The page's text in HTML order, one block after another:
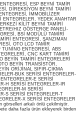
ESP BEYNİ TAMİR
DİREKSİYON BEYNİ TAMİRİ
İMMOBİLİZER
ENTEGRELER, YEDEK ANAHTAR
KİLİT BEYNİ TAMİRİ
HIZ GÖSTERGE PANELİ-
BSİ MODÜLÜ TAMİRİ
ENTEGRESİ, ŞANZIMAN
OTO LCD TAMİR
TUNİNG ENTEGRESİ, ABS
CNC KART TAMİRİ
BEYİN TAMİRİ ENTEGRELERİ
BEYİN TRANSİSTÖR,
ORİJİNAL SIFIR-ÇIKMA
BUK SERİSİ ENTEGRELER-
E SERİSİ
H SERİSİ ENTEGRELER-IR
M SERİSİ
S SERİSİ ENTEGRELER-T
X SERİSİ ENTEGRELER
arkalı önlü çekilmiştir.
daha fazla ürün ekleyerek birden